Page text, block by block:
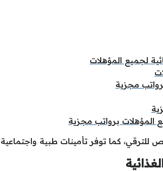
لجميع المؤهلات
مجزية
للترقي، كما توفر تأمينات طبية